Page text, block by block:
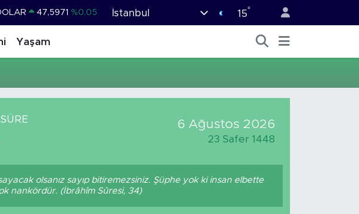
47,5971 %0.05
64,2534 %0.22
BİST100 13.703 %0
64.475,47
İstanbul 15°
Yaşam
6 Ağustos 2026
23 Safer 1448
olsanız sayıp bitiremezsiniz. Şüphe yok ki insan elbette
nankördür. (İbrâhîm Sûresi, 34)